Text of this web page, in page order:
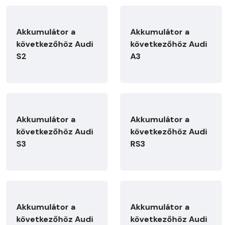
Akkumulátor a
következőhöz Audi
S2
Akkumulátor a
következőhöz Audi
A3
Akkumulátor a
következőhöz Audi
S3
Akkumulátor a
következőhöz Audi
RS3
Akkumulátor a
következőhöz Audi
Akkumulátor a
következőhöz Audi